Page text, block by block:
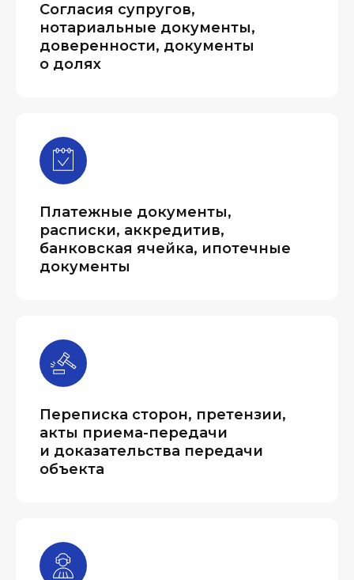
Согласия супругов,
нотариальные документы,
доверенности, документы
о долях
Платежные документы,
расписки, аккредитив,
банковская ячейка, ипотечные
документы
Переписка сторон, претензии,
акты приема-передачи
и доказательства передачи
объекта